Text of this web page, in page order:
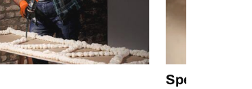
Spezial-